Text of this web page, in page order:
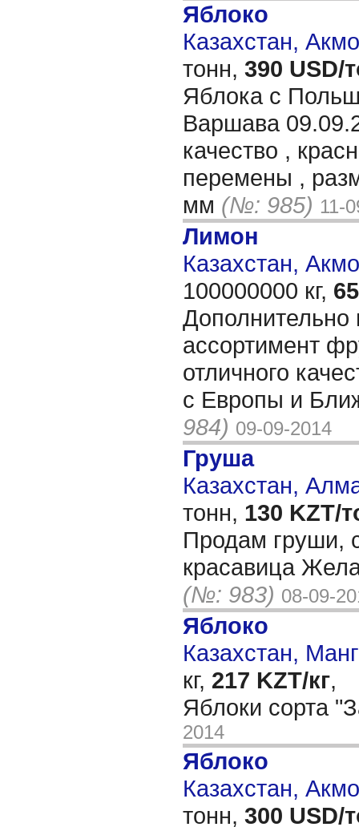
Яблоко
Казахстан,
тонн, 390 USD/
Яблока с
Варшава
качество ,
перемены ,
мм (№: 985) 11-
Лимон
Казахстан,
100000000 кг,
ассортимент
отличного
с Европы и
984) 09-09-2014
Груша
Казахстан,
тонн, 130 KZT/
Продам груши,
красавица
(№: 983) 08-09-
Яблоко
Казахстан,
кг, 217 KZT/кг,
Яблоки сорта
2014
Яблоко
Казахстан,
тонн, 300 USD/